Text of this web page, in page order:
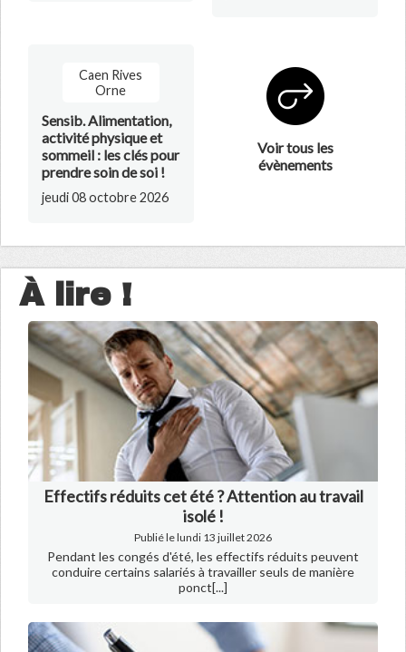
Caen Rives
Orne
Sensib. Alimentation,
activité physique et
sommeil : les clés pour
prendre soin de soi !
jeudi 08 octobre 2026
Voir tous les
évènements
À lire !
Effectifs réduits cet été ? Attention au travail
isolé !
Publié le lundi 13 juillet 2026
Pendant les congés d'été, les effectifs réduits peuvent
conduire certains salariés à travailler seuls de manière
ponct[...]